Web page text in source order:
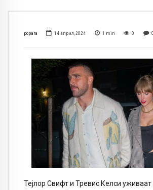
popara 14 април, 2024 1 min 0 0
Тејлор Свифт и Тревис Келси